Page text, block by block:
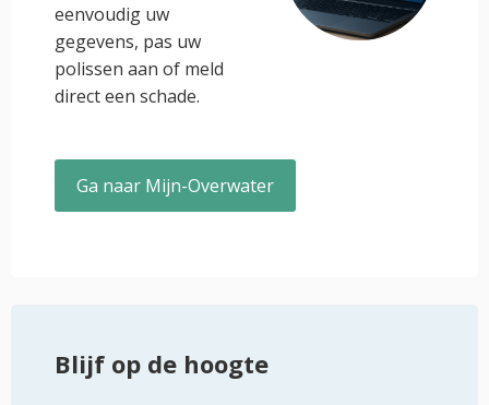
eenvoudig uw
gegevens, pas uw
polissen aan of meld
direct een schade.
Ga naar Mijn-Overwater
Blijf op de hoogte